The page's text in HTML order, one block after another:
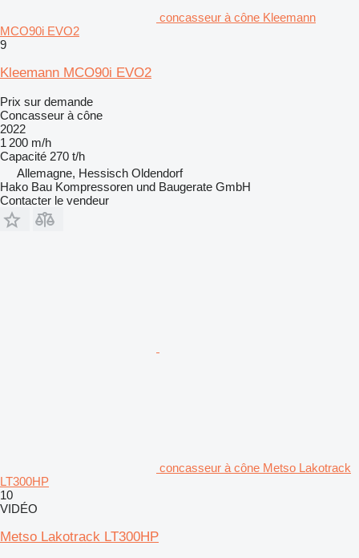
concasseur à cône Kleemann
MCO90i EVO2
9
Kleemann MCO90i EVO2
Prix sur demande
Concasseur à cône
2022
1 200 m/h
Capacité 270 t/h
Allemagne, Hessisch Oldendorf
Hako Bau Kompressoren und Baugerate GmbH
Contacter le vendeur
concasseur à cône Metso Lakotrack
LT300HP
10
VIDÉO
Metso Lakotrack LT300HP